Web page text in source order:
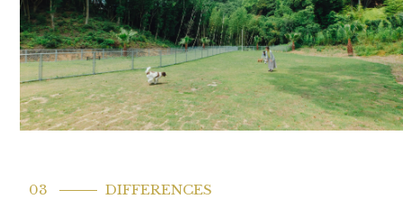
03 DIFFERENCES